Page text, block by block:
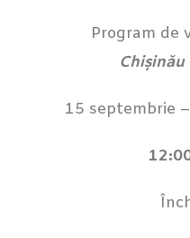
Program de
15 septembrie